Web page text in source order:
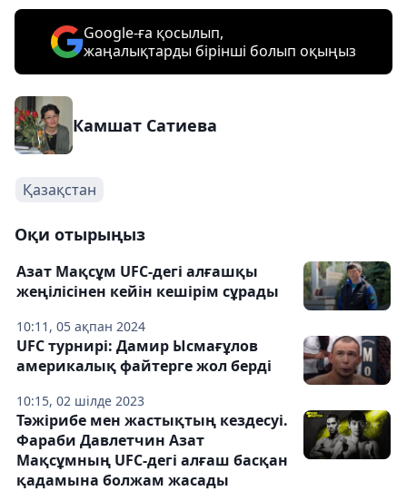
Google-ға қосылып,
жаңалықтарды бірінші болып оқыңыз
Камшат Сатиева
Қазақстан
Оқи отырыңыз
10:11, 05 ақпан 2024
Азат Мақсұм UFC-дегі алғашқы
жеңілісінен кейін кешірім сұрады
10:15, 02 шілде 2023
UFC турнирі: Дамир Ысмағұлов
америкалық файтерге жол берді
Тәжірибе мен жастықтың кездесуі.
Фараби Давлетчин Азат
Мақсұмның UFC-дегі алғаш басқан
қадамына болжам жасады